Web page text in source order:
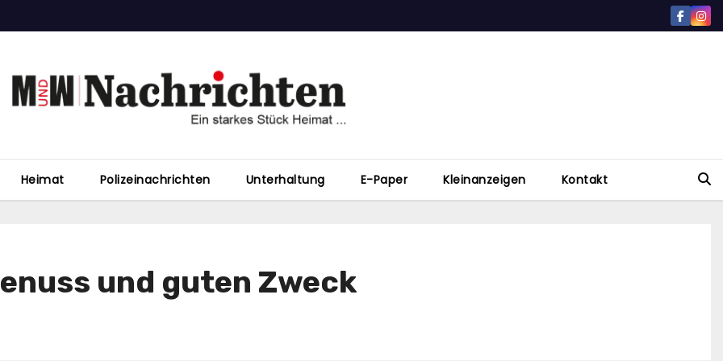
Heimat Polizeinachrichten Unterhaltung E-Paper Kleinanzeigen Kontakt
und guten Zweck